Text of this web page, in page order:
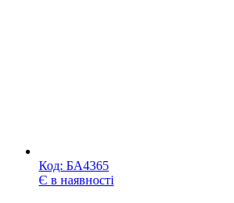
Код: БА4365
Є в наявності